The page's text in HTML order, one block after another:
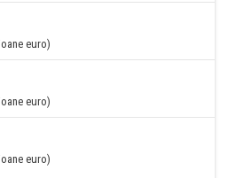
euro)
euro)
euro)